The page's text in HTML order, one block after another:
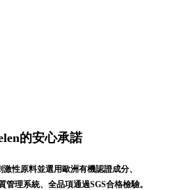
的安心承諾
性原料並選用歐洲有機認證成分、
管理系統、全品項通過SGS合格檢驗。